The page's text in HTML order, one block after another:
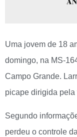
Uma jovem de 18
domingo, na MS-
Campo Grande.
picape dirigida
Segundo
perdeu o controle